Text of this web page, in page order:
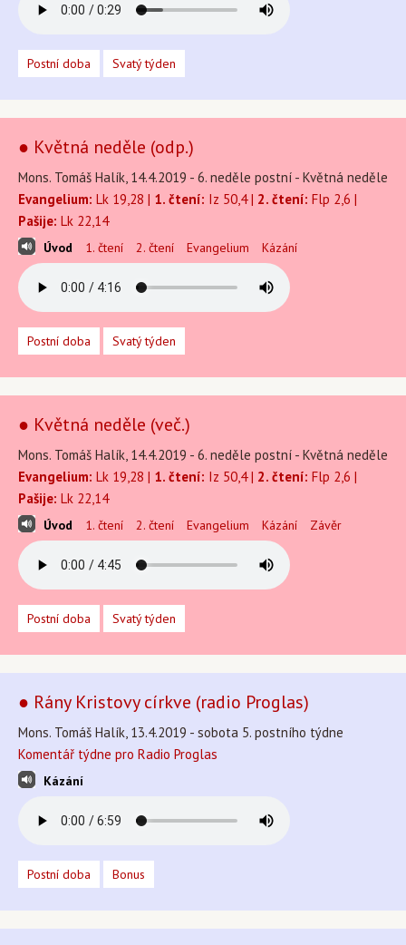
Postní doba Svatý týden
● Květná neděle (odp.)
Mons. Tomáš Halík, 14.4.2019 - 6. neděle postní - Květná neděle
Evangelium: Lk 19,28 | 1. čtení: Iz 50,4 | 2. čtení: Flp 2,6 |
Pašije: Lk 22,14
Úvod 1. čtení 2. čtení Evangelium Kázání
Postní doba Svatý týden
● Květná neděle (več.)
Mons. Tomáš Halík, 14.4.2019 - 6. neděle postní - Květná neděle
Evangelium: Lk 19,28 | 1. čtení: Iz 50,4 | 2. čtení: Flp 2,6 |
Pašije: Lk 22,14
Úvod 1. čtení 2. čtení Evangelium Kázání Závěr
Postní doba Svatý týden
● Rány Kristovy církve (radio Proglas)
Mons. Tomáš Halík, 13.4.2019 - sobota 5. postního týdne
Komentář týdne pro Radio Proglas
Kázání
Postní doba Bonus